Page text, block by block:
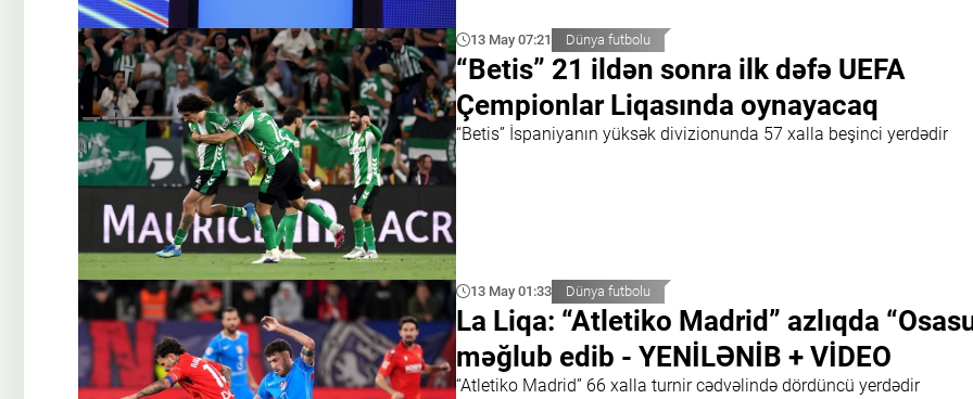
13 May 07:21 Dünya futbolu
“Betis” 21 ildən sonra ilk dəfə UEFA
Çempionlar Liqasında oynayacaq
“Betis” İspaniyanın yüksək divizionunda 57 xalla beşinci yerdədir
13 May 01:33 Dünya futbolu
La Liqa: “Atletiko Madrid” azlıqda
məğlub edib - YENİLƏNİB + VİDEO
“Atletiko Madrid” 66 xalla turnir cədvəlində dördüncü yerdədir